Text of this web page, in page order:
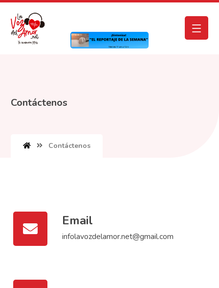
Contáctenos
Contáctenos
Email
infolavozdelamor.net@gmail.com